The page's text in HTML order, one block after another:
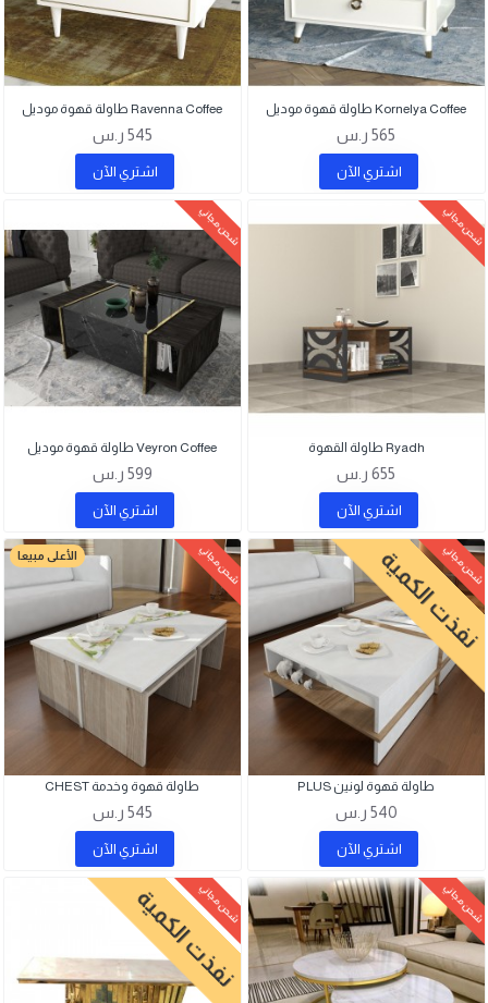
Kornelya Coffee طاولة قهوة موديل
565 ر.س
اشتري اﻵن
Ravenna Coffee طاولة قهوة موديل
545 ر.س
اشتري اﻵن
شحن مجاني
Ryadh طاولة القهوة
655 ر.س
اشتري اﻵن
شحن مجاني
Veyron Coffee طاولة قهوة موديل
599 ر.س
اشتري اﻵن
شحن مجاني
نفذت الكمية
طاولة قهوة لونين PLUS
540 ر.س
اشتري اﻵن
الأعلى مبيعا شحن مجاني
طاولة قهوة وخدمة CHEST
545 ر.س
اشتري اﻵن
شحن مجاني شحن مجاني
نفذت الكمية